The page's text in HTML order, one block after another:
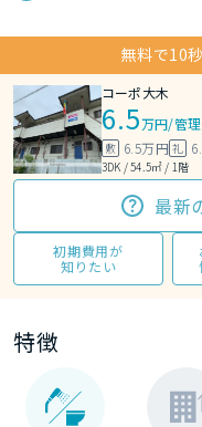
無料で10
コーポ大木
6.5万円/管
敷 6.5万円礼
3DK / 54.5㎡ / 1階
最新
初期費用が
知りたい
特徴